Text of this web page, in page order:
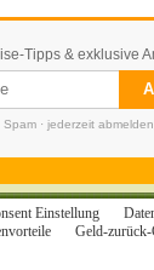
Tipps & exklusive
Spam · jederzeit abmelden
Einstellung
Geld-